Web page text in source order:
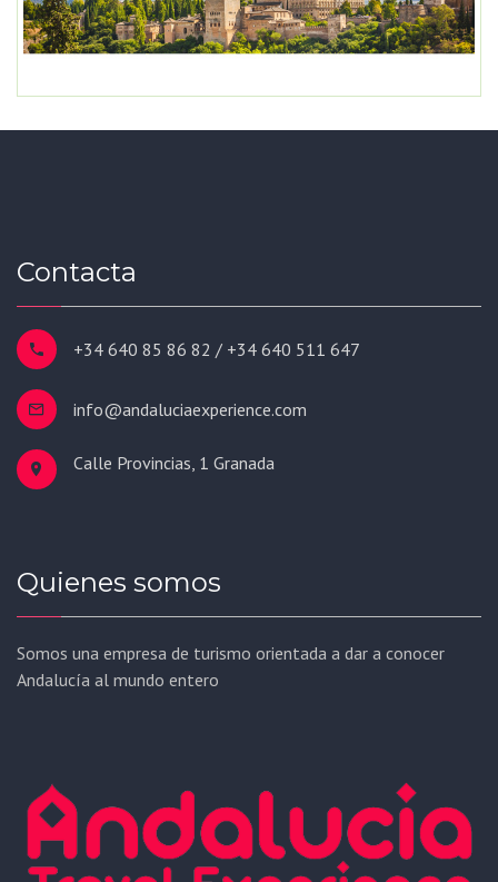
Contacta
+34 640 85 86 82 / +34 640 511 647
info@andaluciaexperience.com
Calle Provincias, 1 Granada
Quienes somos
Somos una empresa de turismo orientada a dar a conocer
Andalucía al mundo entero